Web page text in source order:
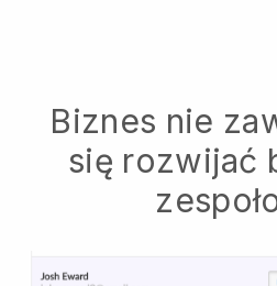
Biznes nie
się rozwijać